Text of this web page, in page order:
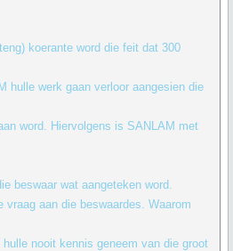
koerante word die feit dat 300
hulle werk gaan verloor aangesien die
word. Hiervolgens is SANLAM met
beswaar wat aangeteken word.
aan die beswaardes. Waarom
nooit kennis geneem van die groot